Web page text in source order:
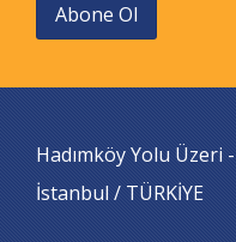
Abone Ol
Hadımköy Yolu Üzeri
İstanbul / TÜRKİYE